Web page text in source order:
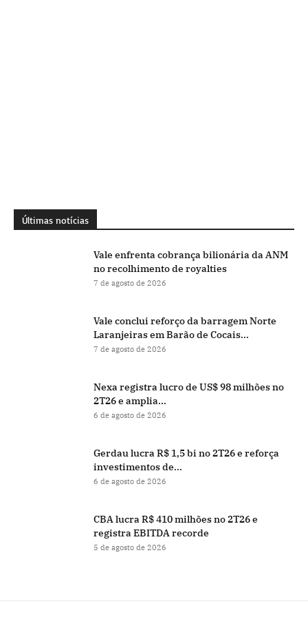
Últimas notícias
Vale enfrenta cobrança bilionária da ANM
no recolhimento de royalties
7 de agosto de 2026
Vale conclui reforço da barragem Norte
Laranjeiras em Barão de Cocais...
7 de agosto de 2026
Nexa registra lucro de US$ 98 milhões no
2T26 e amplia...
6 de agosto de 2026
Gerdau lucra R$ 1,5 bi no 2T26 e reforça
investimentos de...
6 de agosto de 2026
CBA lucra R$ 410 milhões no 2T26 e
registra EBITDA recorde
5 de agosto de 2026